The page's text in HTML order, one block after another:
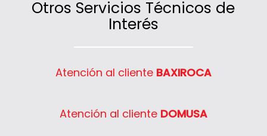
Otros Servicios Técnicos de
Interés
Atención al cliente BAXIROCA
Atención al cliente DOMUSA